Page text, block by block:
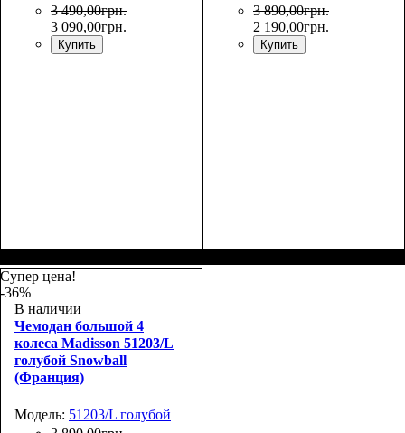
3 490,00грн.
3 090,00грн.
Купить
65х45х26+5
3 890,00грн.
2 190,00грн.
Купить
Супер цена!
-36%
В наличии
Чемодан большой 4
колеса Madisson 51203/L
голубой Snowball
(Франция)
Модель: 51203/L голубой